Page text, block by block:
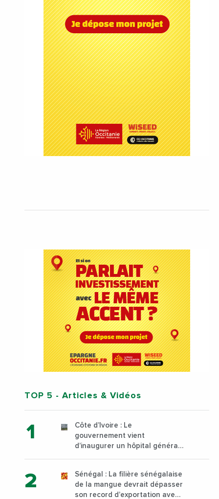
TOP 5 - Articles & Vidéos
Côte d’Ivoire : Le
gouvernement vient
d’inaugurer un hôpital général
Sénégal : La filière sénégalaise
de la mangue devrait dépasser
son record d’exportation avec